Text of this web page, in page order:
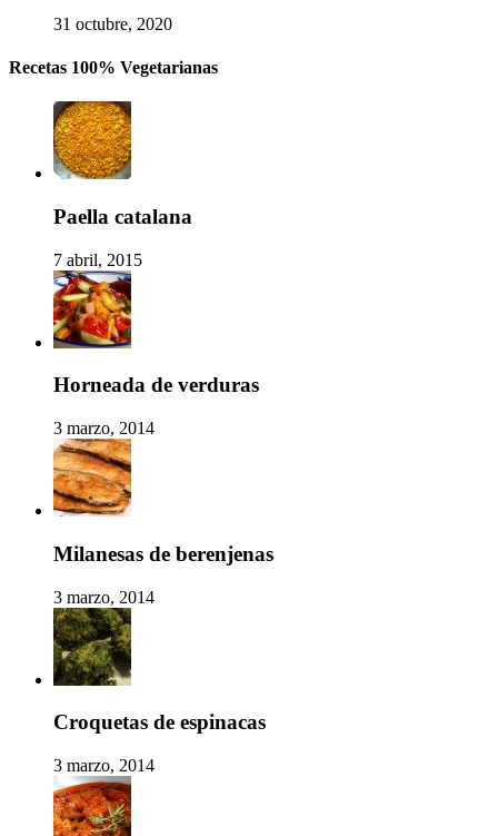
31 octubre, 2020
Recetas 100% Vegetarianas
Paella catalana
7 abril, 2015
Horneada de verduras
3 marzo, 2014
Milanesas de berenjenas
3 marzo, 2014
Croquetas de espinacas
3 marzo, 2014